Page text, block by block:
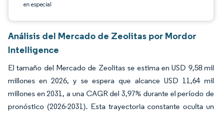
en especial
Análisis del Mercado de Zeolitas por Mordor
Intelligence
El tamaño del Mercado de Zeolitas se estima en USD 9,58 mil
millones en 2026, y se espera que alcance USD 11,64 mil
millones en 2031, a una CAGR del 3,97% durante el período de
pronóstico (2026-2031). Esta trayectoria constante oculta un